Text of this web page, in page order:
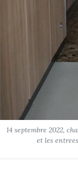
14 septembre 2022,
et les